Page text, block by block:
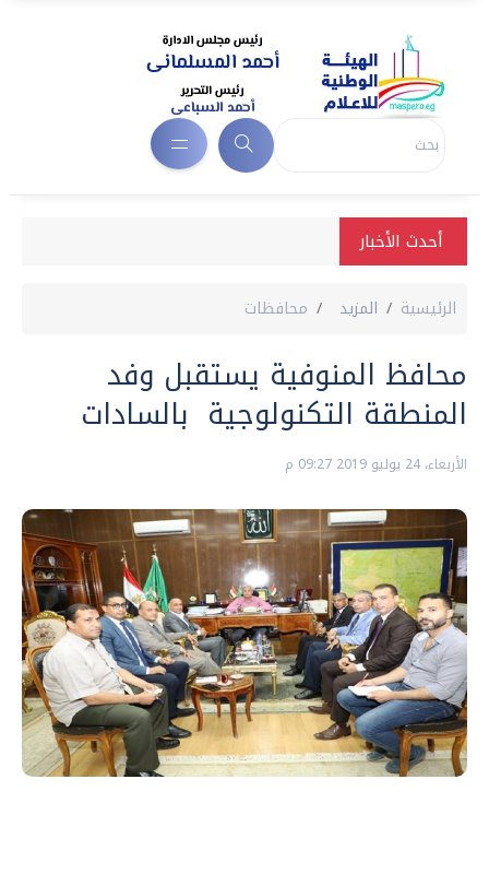
أحدث الأخبار
الرئيسية المزيد محافظات
محافظ المنوفية يستقبل وفد
المنطقة التكنولوجية بالسادات
الأربعاء، 24 يوليو 2019 09:27 م